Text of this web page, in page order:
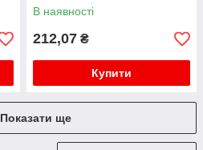
В наявності
212,07 ₴
Купити
Показати ще